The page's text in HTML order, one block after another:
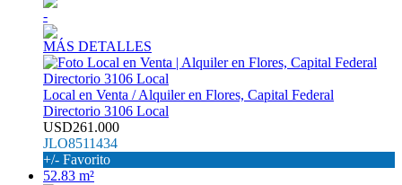
-
MÁS DETALLES
Local en Venta / Alquiler en Flores, Capital Federal
Directorio 3106 Local
USD261.000
JLO8511434
+/- Favorito
52.83 m²